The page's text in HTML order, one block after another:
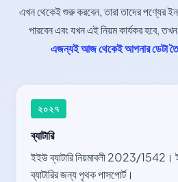
এখন থেকেই শুরু করবেন, তারা তাদের পণ্যের
পারবেন এবং যখন এই নিয়ম কার্যকর হবে,
এজন্যই আজ থেকেই আপনার ডেটা
২০২৭
ব্যাটারি
ইইউ ব্যাটারি নিয়মাবলী 2023/1542।
ব্যাটারির জন্য পৃথক পাসপোর্ট।